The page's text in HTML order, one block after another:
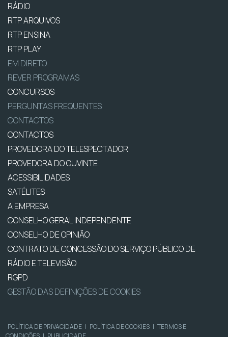
RÁDIO
RTP ARQUIVOS
RTP ENSINA
RTP PLAY
EM DIRETO
REVER PROGRAMAS
CONCURSOS
PERGUNTAS FREQUENTES
CONTACTOS
CONTACTOS
PROVEDORA DO TELESPECTADOR
PROVEDORA DO OUVINTE
ACESSIBILIDADES
SATÉLITES
A EMPRESA
CONSELHO GERAL INDEPENDENTE
CONSELHO DE OPINIÃO
CONTRATO DE CONCESSÃO DO SERVIÇO PÚBLICO DE
RÁDIO E TELEVISÃO
RGPD
GESTÃO DAS DEFINIÇÕES DE COOKIES
POLÍTICA DE PRIVACIDADE | POLÍTICA DE COOKIES | TERMOS E